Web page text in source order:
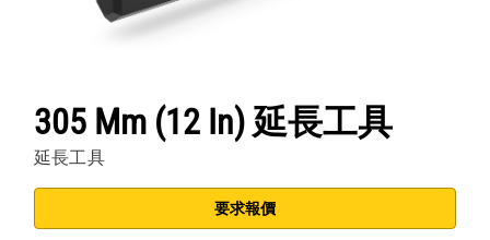
305 Mm (12 In) 延長工具
延長工具
要求報價